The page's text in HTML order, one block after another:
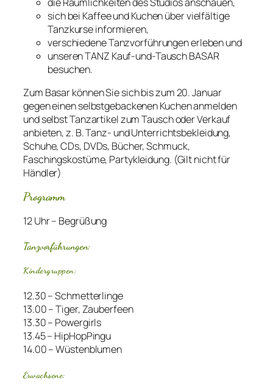
sich bei Kaffee und Kuchen über vielfältige
Tanzkurse informieren,
verschiedene Tanzvorführungen erleben und
unseren TANZ Kauf-und-Tausch BASAR
besuchen.
Zum Basar können Sie sich bis zum 20. Januar
gegen einen selbstgebackenen Kuchen anmelden
und selbst Tanzartikel zum Tausch oder Verkauf
anbieten, z. B. Tanz- und Unterrichtsbekleidung,
Schuhe, CDs, DVDs, Bücher, Schmuck,
Faschingskostüme, Partykleidung. (Gilt nicht für
Händler)
Programm
12 Uhr – Begrüßung
Tanzvorführungen:
Kindergruppen:
12.30 – Schmetterlinge
13.00 – Tiger, Zauberfeen
13.30 – Powergirls
13.45 – HipHopPingu
14.00 – Wüstenblumen
Erwachsene: